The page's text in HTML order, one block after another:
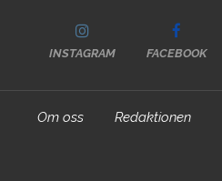
INSTAGRAM FACEBOOK
Om oss Redaktionen